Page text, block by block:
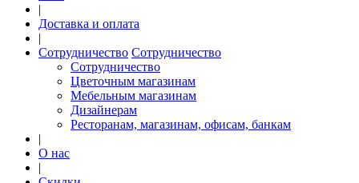
|
Доставка и оплата
|
Сотрудничество Сотрудничество
Сотрудничество
Цветочным магазинам
Мебельным магазинам
Дизайнерам
Ресторанам, магазинам, офисам, банкам
|
О нас
|